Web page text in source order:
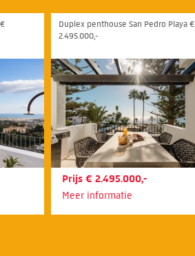
Duplex penthouse San Pedro Playa €
2.495.000,-
Prijs € 2.495.000,-
Meer informatie